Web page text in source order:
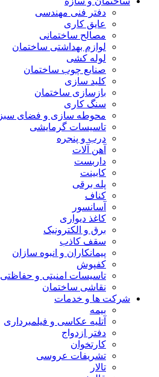
دفتر فنی مهندسی
عایق کاری
مصالح ساختمانی
لوازم بهداشتی ساختمان
لوله کشی
صنایع چوب ساختمان
کلید سازی
بازسازی ساختمان
سنگ کاری
محوطه سازی و فضای سبز
تاسیسات گرمایشی
درب و پنجره
آهن آلات
داربست
کابینت
پله برقی
کناف
آسانسور
کاغذ دیواری
برق و الکترونیک
سقف کاذب
پیمانکاران و انبوه سازان
کفپوش
تاسیسات امنیتی و حفاظتی
نقاشی ساختمان
شرکت ها و خدمات
بیمه
آتلیه عکاسی و فیلمبرداری
دفتر ازدواج
کارتخوان
تشریفات عروسی
تالار